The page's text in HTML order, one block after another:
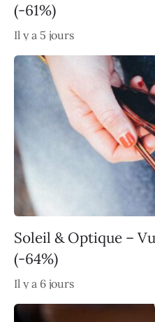
(-61%)
Il y a 5 jours
Soleil & Optique –
(-64%)
Il y a 6 jours